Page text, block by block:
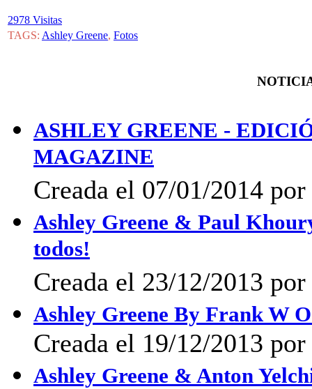
2978 Visitas
TAGS: Ashley Greene, Fotos
ASHLEY GREENE -
MAGAZINE
Creada el 07/01/2014
Ashley Greene & Paul
todos!
Creada el 23/12/2013
Ashley Greene By Frank W
Creada el 19/12/2013
Ashley Greene & Anton